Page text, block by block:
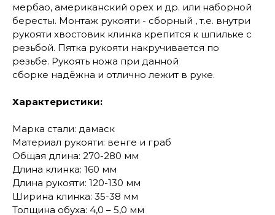
мербао, американский орех и др. или наборной
бересты. Монтаж рукояти - сборный , т.е. внутри
рукояти хвостовик клинка крепится к шпильке с
резьбой. Пятка рукояти накручивается по
резьбе. Рукоять ножа при данной
сборке надёжна и отлично лежит в руке.
Характеристики:
Марка стали: дамаск
Материал рукояти: венге и граб
Общая длина: 270-280 мм
Длина клинка: 160 мм
Длина рукояти: 120-130 мм
Ширина клинка: 35-38 мм
Толщина обуха: 4,0 – 5,0 мм